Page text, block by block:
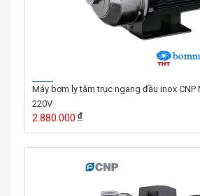
Máy bơm ly tâm trục ngang đầu inox CNP
220V
2.880.000